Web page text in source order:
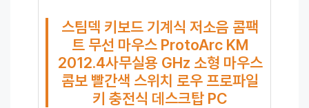
스팀덱 키보드 기계식 저소음 콤팩
트 무선 마우스 ProtoArc KM
2012.4사무실용 GHz 소형 마우스
콤보 빨간색 스위치 로우 프로파일
키 충전식 데스크탑 PC